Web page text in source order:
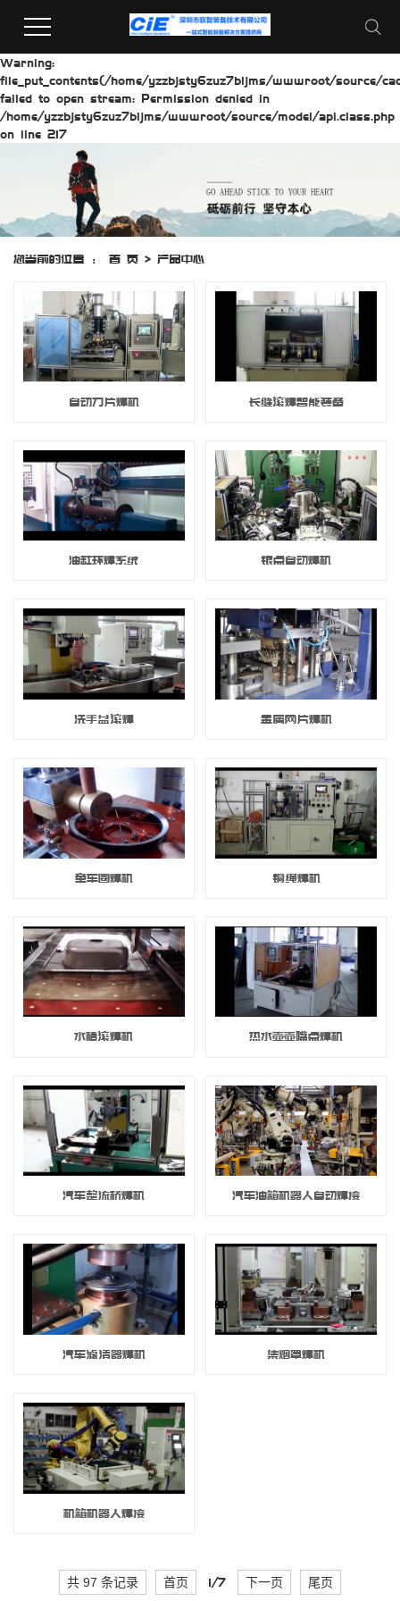
Warning:
file_put_contents(/home/yzzbjsty6zuz7bljms/wwwroot/source/
failed to open stream: Permission denied in
/home/yzzbjsty6zuz7bljms/wwwroot/source/model/api.class.php
on line 217
您当前的位置 ： 首 页 > 产品中心
自动刀片焊机 长缝滚焊智能装备
油缸环焊系统 银点自动焊机
洗手盆滚焊 金属网片焊机
童车圈焊机 铜绳焊机
水槽滚焊机 热水壶壶嘴点焊机
汽车整流桥焊机 汽车油箱机器人自动焊接
汽车滤清器焊机 集烟罩焊机
机箱机器人焊接
共 97 条记录 首页 1/7 下一页 尾页